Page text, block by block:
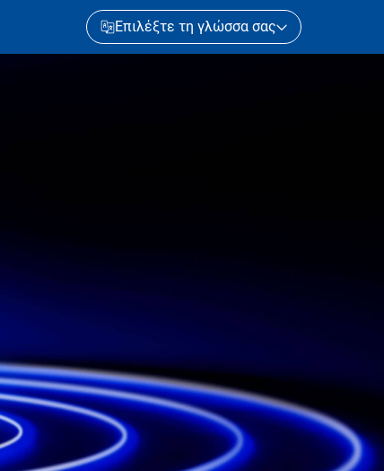
Επιλέξτε τη γλώσσα σας